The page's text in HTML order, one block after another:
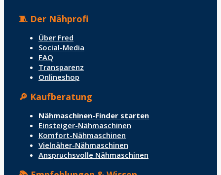
🧵 Der Nähprofi
Über Fred
Social-Media
FAQ
Transparenz
Onlineshop
🔎 Kaufberatung
Nähmaschinen-Finder starten
Einsteiger-Nähmaschinen
Komfort-Nähmaschinen
Vielnäher-Nähmaschinen
Anspruchsvolle Nähmaschinen